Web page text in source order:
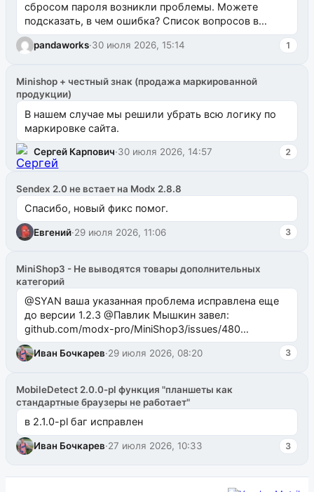
сбросом пароля возникли проблемы. Можете
подсказать, в чем ошибка? Список вопросов в
одноименном разделе на modx.pro пока пуст, и,...
pandaworks·30 июля 2026, 15:14 1
Minishop + честный знак (продажа маркированной
продукции)
В нашем случае мы решили убрать всю логику по
маркировке сайта.
Сергей Карпович·30 июля 2026, 14:57 2
Sendex 2.0 не встает на Modx 2.8.8
Спасибо, новый фикс помог.
Евгений·29 июля 2026, 11:06 3
MiniShop3 - Не выводятся товары дополнительных
категорий
@SYAN ваша указанная проблема исправлена еще
до версии 1.2.3 @Павлик Мышкин завел:
github.com/modx-pro/MiniShop3/issues/480
github.com/modx-pro/MiniShop3/issues/481Исправим
в б...
Иван Бочкарев·29 июля 2026, 08:20 3
MobileDetect 2.0.0-pl функция "планшеты как
стандартные браузеры не работает"
в 2.1.0-pl баг исправлен
Иван Бочкарев·27 июля 2026, 10:33 3